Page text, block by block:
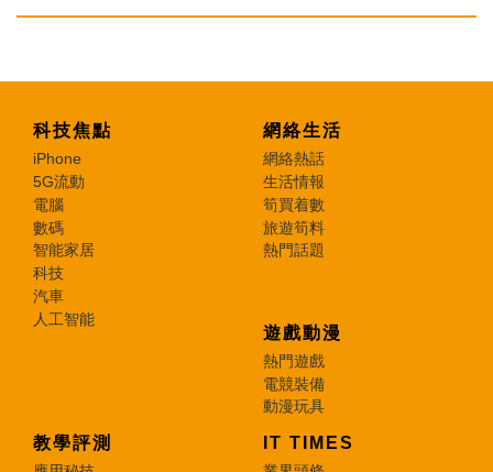
科技焦點
iPhone
5G流動
電腦
數碼
智能家居
科技
汽車
人工智能
網絡生活
網絡熱話
生活情報
筍買着數
旅遊筍料
熱門話題
遊戲動漫
熱門遊戲
電競裝備
動漫玩具
教學評測 IT TIMES